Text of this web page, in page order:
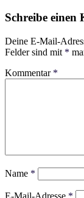
Schreibe einen
Deine E-Mail-
Felder sind mit *
Kommentar *
Name *
E-Mail-Adresse *